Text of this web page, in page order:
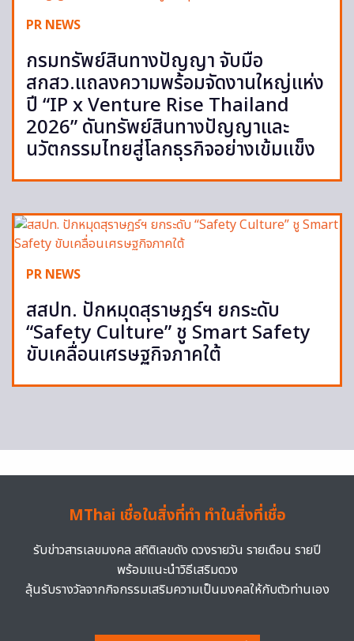
PR NEWS
กรมทรัพย์สินทางปัญญา จับมือ
สกสว.แถลงความพร้อมจัดงานใหญ่แห่ง
ปี “IP x Venture Rise Thailand
2026” ดันทรัพย์สินทางปัญญาและ
นวัตกรรมไทยสู่โลกธุรกิจอย่างเข้มแข็ง
PR NEWS
สสปท. ปักหมุดสุราษฎร์ฯ ยกระดับ
“Safety Culture” ชู Smart Safety
ขับเคลื่อนเศรษฐกิจภาคใต้
MThai เชื่อในสิ่งที่ทำ ทำในสิ่งที่เชื่อ
รับข่าวสารเลขมงคล สถิติเลขดัง ดวงรายวัน รายเดือน รายปี
พร้อมแนะนำวิธีเสริมดวง
ลุ้นรับรางวัลจากกิจกรรมเสริมความเป็นมงคลให้กับตัวท่านเอง